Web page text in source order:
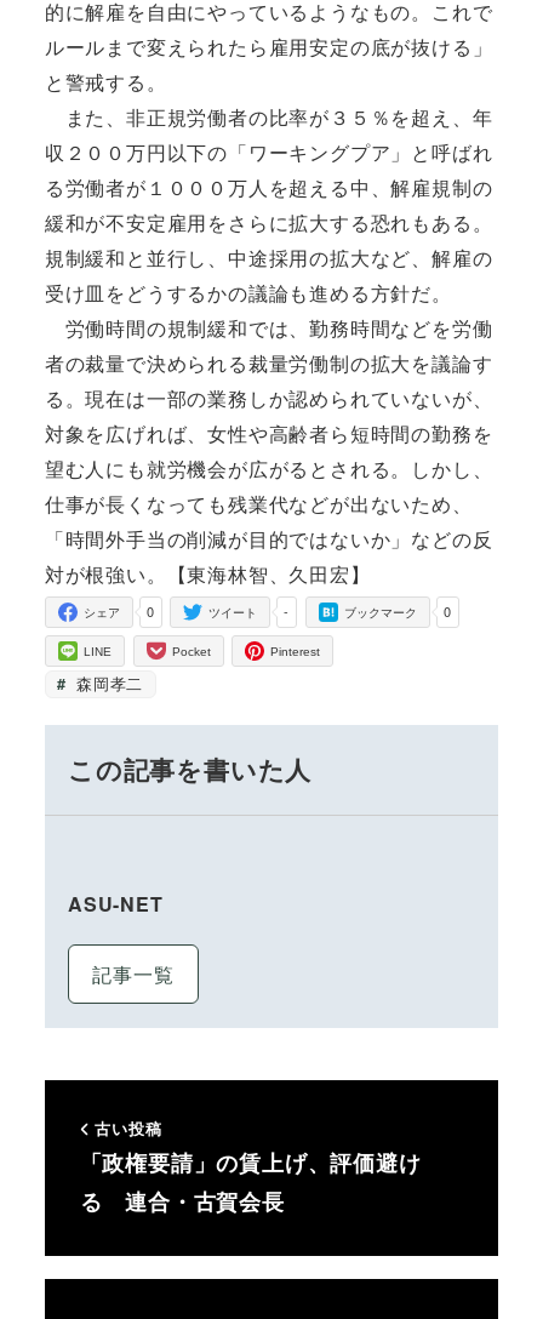
的に解雇を自由にやっているようなもの。これで
ルールまで変えられたら雇用安定の底が抜ける」
と警戒する。
また、非正規労働者の比率が３５％を超え、年
収２００万円以下の「ワーキングプア」と呼ばれ
る労働者が１０００万人を超える中、解雇規制の
緩和が不安定雇用をさらに拡大する恐れもある。
規制緩和と並行し、中途採用の拡大など、解雇の
受け皿をどうするかの議論も進める方針だ。
労働時間の規制緩和では、勤務時間などを労働
者の裁量で決められる裁量労働制の拡大を議論す
る。現在は一部の業務しか認められていないが、
対象を広げれば、女性や高齢者ら短時間の勤務を
望む人にも就労機会が広がるとされる。しかし、
仕事が長くなっても残業代などが出ないため、
「時間外手当の削減が目的ではないか」などの反
対が根強い。【東海林智、久田宏】
0
シェア -
ツイート 0
ブックマーク
LINE Pocket Pinterest
森岡孝二
この記事を書いた人
ASU-NET
記事一覧
古い投稿
「政権要請」の賃上げ、評価避け
る 連合・古賀会長